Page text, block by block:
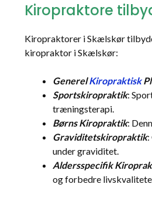
Kiropraktore
Kiropraktorer i Skælskør
kiropraktor i Skælskør:
GenerelKiropraktisk
Sportskiropraktik:
træningsterapi.
Børns Kiropraktik:
Graviditetskiropraktik:
under graviditet.
Aldersspecifik
og forbedre